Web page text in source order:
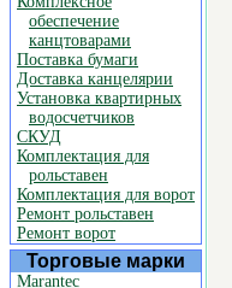
обеспечение
канцтоварами
Поставка бумаги
Доставка канцелярии
Установка квартирных
водосчетчиков
СКУД
Комплектация для
рольставен
Комплектация для ворот
Ремонт рольставен
Ремонт ворот
Торговые марки
Marantec